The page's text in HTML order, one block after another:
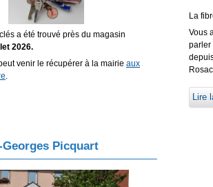
a été trouvé près du magasin
2026.
venir le récupérer à la mairie aux
.
La
Vous
parler
Lire
Georges Picquart